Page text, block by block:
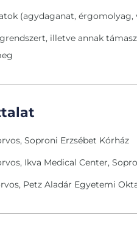
(agydaganat, érgomolyag,
illetve annak
Soproni Erzsébet Kórház
Ikva Medical Center,
Petz Aladár Egyetemi